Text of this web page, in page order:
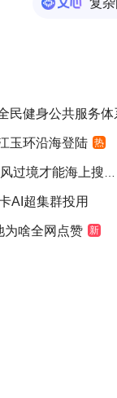
民健身公共服务体
玉环沿海登陆 热
过境才能海上搜寻
AI超集群投用
为啥全网点赞 新